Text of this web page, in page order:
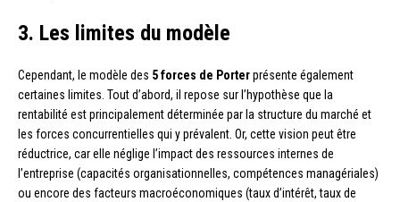
3. Les limites du modèle
Cependant, le modèle des 5 forces de Porterprésente également
certaines limites. Tout d’abord, il repose sur l’hypothèse que la
rentabilité est principalement déterminée par la structure du marché et
les forces concurrentielles qui y prévalent. Or, cette vision peut être
réductrice, car elle néglige l’impact des ressources internes de
l’entreprise (capacités organisationnelles, compétences managériales)
ou encore des facteurs macroéconomiques (taux d’intérêt, taux de